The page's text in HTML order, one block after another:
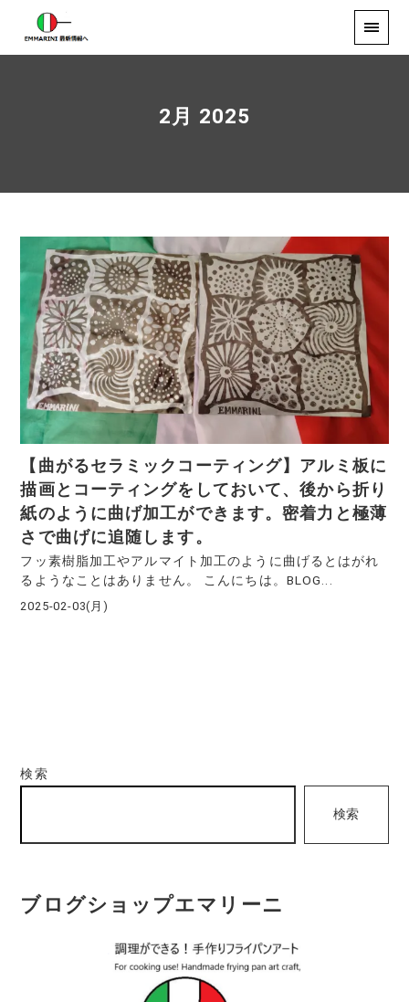
2月 2025
【曲がるセラミックコーティング】アルミ板に
描画とコーティングをしておいて、後から折り
紙のように曲げ加工ができます。密着力と極薄
さで曲げに追随します。
フッ素樹脂加工やアルマイト加工のように曲げるとはがれ
るようなことはありません。 こんにちは。BLOG...
2025-02-03(月)
検索
検索
ブログショップエマリーニ